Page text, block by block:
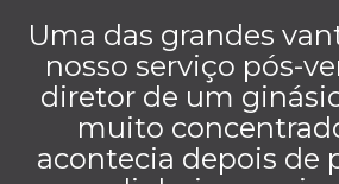
Uma das grandes
nosso serviço pós-
diretor de um
muito
acontecia depois de